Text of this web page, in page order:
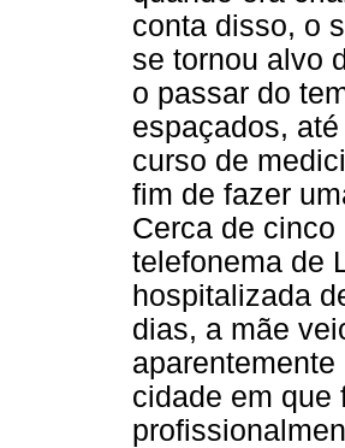
conta disso, o
se tornou alvo
o passar do
espaçados,
curso de
fim de fazer
Cerca de
telefonema de
hospitalizada
dias, a mãe
cidade em que